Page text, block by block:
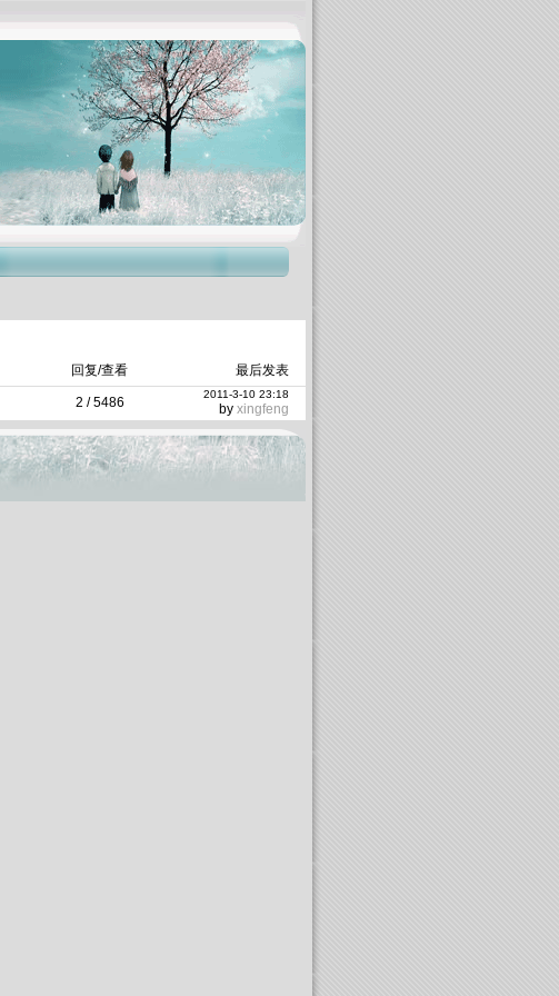
回复/查看 最后发表
2 /5486
2011-3-10 23:18
by xingfeng